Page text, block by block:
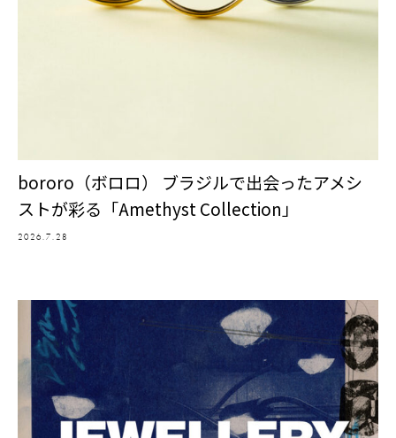
bororo（ボロロ） ブラジルで出会ったアメシ
ストが彩る「Amethyst Collection」
2026.7.28